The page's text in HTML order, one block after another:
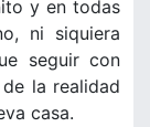
y en todas
ni siquiera
seguir con
la realidad
casa.